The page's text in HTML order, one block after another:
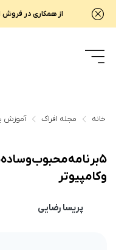
از همکاری در فروش
خانه مجله افراک آموزش
۵ برنامه محبوب و
و کامپیوتر
پریسا رضایی